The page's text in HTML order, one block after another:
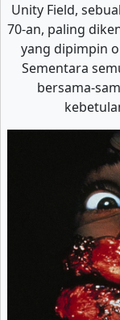
Unity Field,
70-an, paling
yang dipimpin
Sementara
bersama-